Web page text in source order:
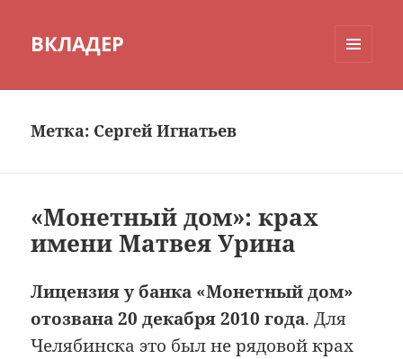
ВКЛАДЕР
Метка: Сергей Игнатьев
«Монетный дом»: крах
имени Матвея Урина
Лицензия у банка «Монетный дом»
отозвана 20 декабря 2010 года. Для
Челябинска это был не рядовой крах